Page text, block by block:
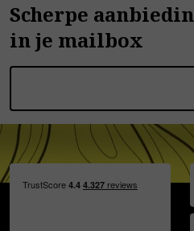
Scherpe
in je mailbox